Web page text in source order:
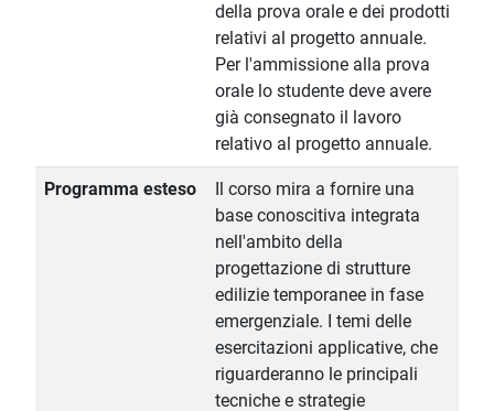
della prova orale e dei prodotti
relativi al progetto annuale.
Per l'ammissione alla prova
orale lo studente deve avere
già consegnato il lavoro
relativo al progetto annuale.
Programma esteso
Il corso mira a fornire una
base conoscitiva integrata
nell'ambito della
progettazione di strutture
edilizie temporanee in fase
emergenziale. I temi delle
esercitazioni applicative, che
riguarderanno le principali
tecniche e strategie